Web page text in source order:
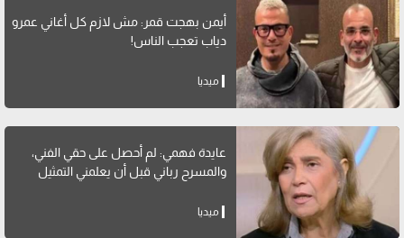
أيمن بهجت قمر: مش لازم كل أغاني عمرو
دياب تعجب الناس!
ميديا
عايدة فهمي: لم أحصل على حقي الفني،
والمسرح رباني قبل أن يعلمني التمثيل
ميديا